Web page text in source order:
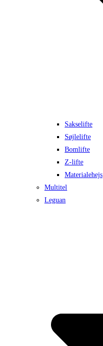
Sakselifte
Søjlelifte
Bomlifte
Z-lifte
Materialehejs
Multitel
Leguan